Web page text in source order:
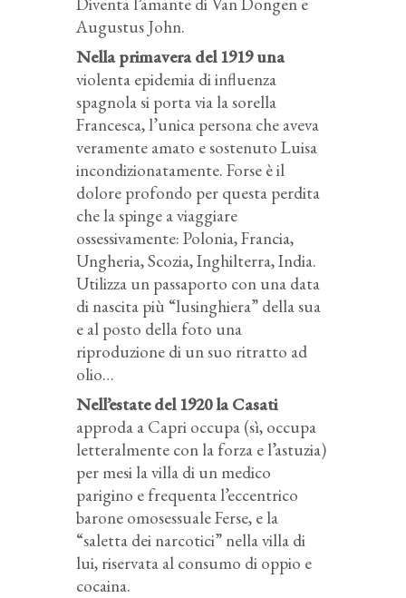
Augustus John.
Nella primavera del 1919 una
violenta epidemia di influenza
spagnola si porta via la sorella
Francesca, l’unica persona che aveva
veramente amato e sostenuto Luisa
incondizionatamente. Forse è il
dolore profondo per questa perdita
che la spinge a viaggiare
ossessivamente: Polonia, Francia,
Ungheria, Scozia, Inghilterra, India.
Utilizza un passaporto con una data
di nascita più “lusinghiera” della sua
e al posto della foto una
riproduzione di un suo ritratto ad
olio…
Nell’estate del 1920 la Casati
approda a Capri occupa (sì, occupa
letteralmente con la forza e l’astuzia)
per mesi la villa di un medico
parigino e frequenta l’eccentrico
barone omosessuale Ferse, e la
“saletta dei narcotici” nella villa di
lui, riservata al consumo di oppio e
cocaina.